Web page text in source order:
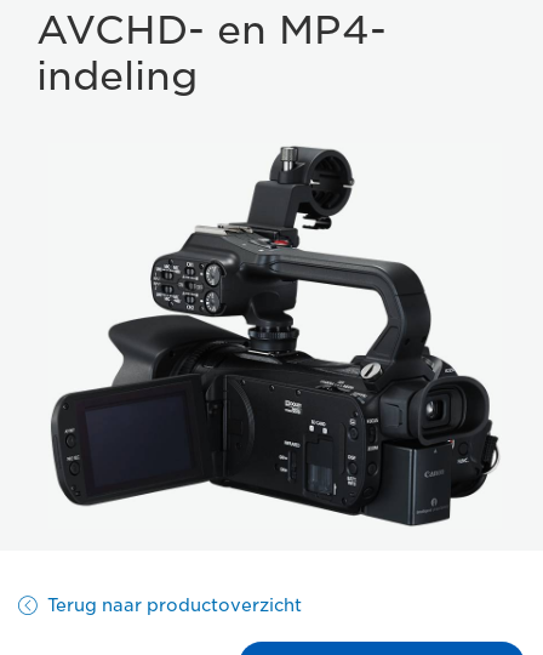
AVCHD- en MP4-
indeling
Terug naar productoverzicht